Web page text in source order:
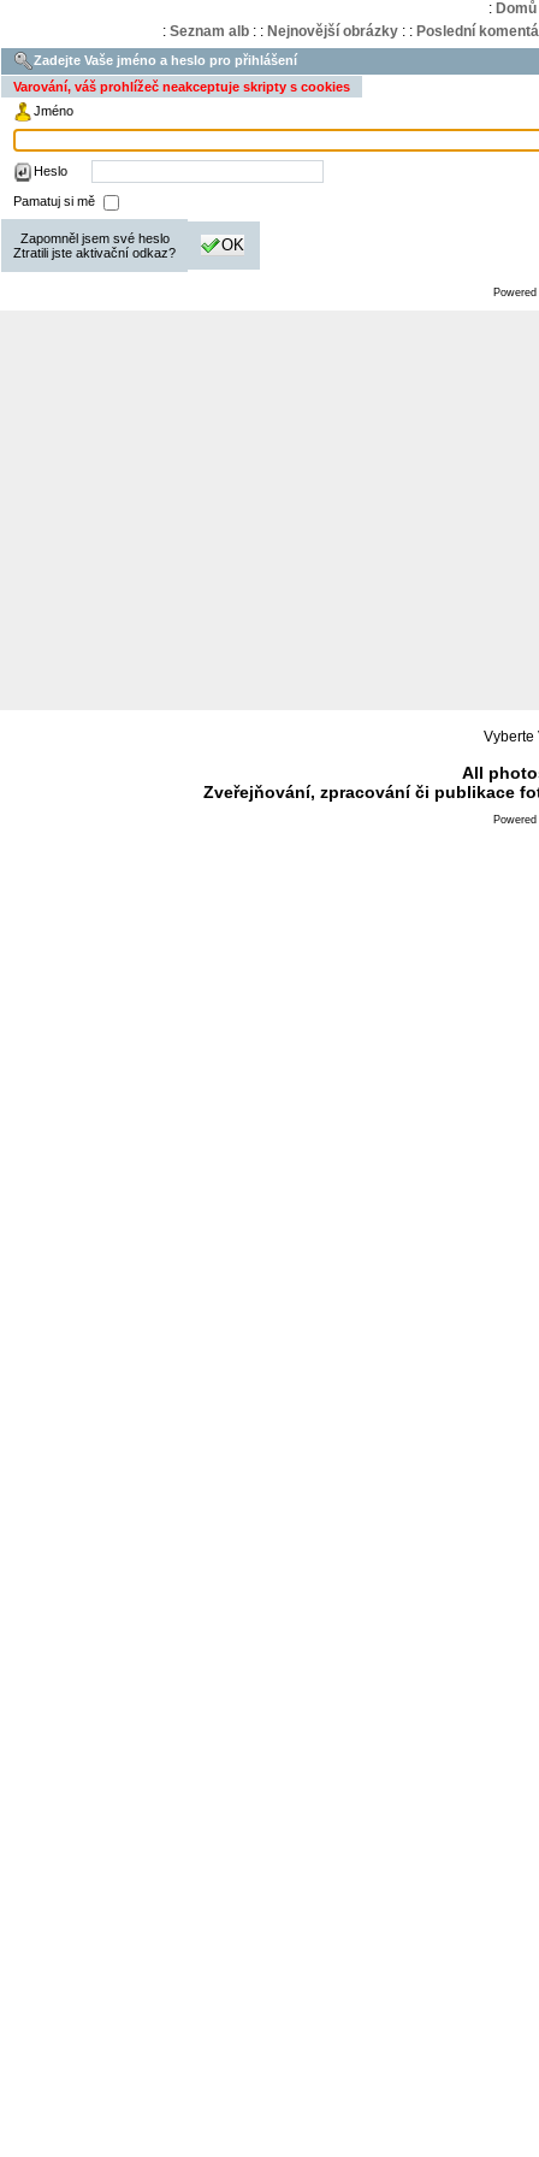
: Domů
: Seznam alb: : Nejnovější obrázky: : Poslední
Zadejte Vaše jméno a heslo pro přihlášení
Varování, váš prohlížeč neakceptuje skripty s cookies
Jméno
Heslo
Pamatuj si mě
Zapomněl jsem své heslo
Ztratili jste aktivační odkaz?
OK
Vyberte
All
Zveřejňování, zpracování či publikace